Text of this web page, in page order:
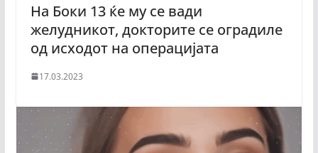
На Боки 13 ќе му се вади
желудникот, докторите се оградиле
од исходот на операцијата
17.03.2023